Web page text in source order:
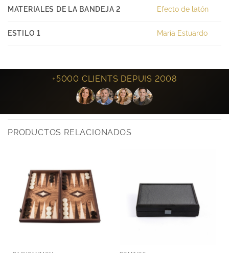
MATERIALES DE LA BANDEJA 2 Efecto de latón
ESTILO 1 María Estuardo
+5000 CLIENTS DEPUIS 2008
PRODUCTOS RELACIONADOS